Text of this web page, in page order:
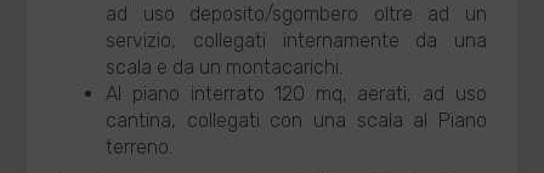
ad uso deposito/sgombero oltre ad un
servizio, collegati internamente da una
scala e da un montacarichi.
Al piano interrato 120 mq, aerati, ad uso
cantina, collegati con una scala al Piano
terreno.